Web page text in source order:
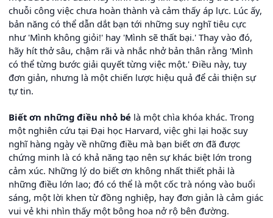
chuỗi công việc chưa hoàn thành và cảm thấy áp lực. Lúc ấy,
bản năng có thể dẫn dắt bạn tới những suy nghĩ tiêu cực
như 'Mình không giỏi!' hay 'Mình sẽ thất bại.' Thay vào đó,
hãy hít thở sâu, chậm rãi và nhắc nhở bản thân rằng 'Mình
có thể từng bước giải quyết từng việc một.' Điều này, tuy
đơn giản, nhưng là một chiến lược hiệu quả để cải thiện sự
tự tin.
Biết ơn những điều nhỏ bé là một chìa khóa khác. Trong
một nghiên cứu tại Đại học Harvard, việc ghi lại hoặc suy
nghĩ hàng ngày về những điều mà bạn biết ơn đã được
chứng minh là có khả năng tạo nên sự khác biệt lớn trong
cảm xúc. Những lý do biết ơn không nhất thiết phải là
những điều lớn lao; đó có thể là một cốc trà nóng vào buổi
sáng, một lời khen từ đồng nghiệp, hay đơn giản là cảm giác
vui vẻ khi nhìn thấy một bông hoa nở rộ bên đường.